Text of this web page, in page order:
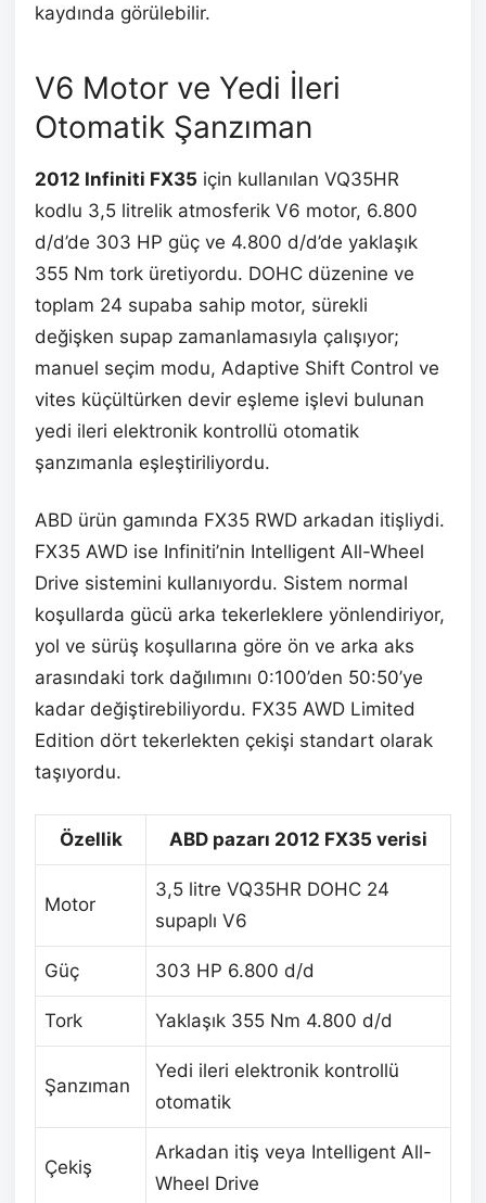
kaydında görülebilir.
V6 Motor ve Yedi İleri
Otomatik Şanzıman
2012 Infiniti FX35 için kullanılan VQ35HR
kodlu 3,5 litrelik atmosferik V6 motor, 6.800
d/d’de 303 HP güç ve 4.800 d/d’de yaklaşık
355 Nm tork üretiyordu. DOHC düzenine ve
toplam 24 supaba sahip motor, sürekli
değişken supap zamanlamasıyla çalışıyor;
manuel seçim modu, Adaptive Shift Control ve
vites küçültürken devir eşleme işlevi bulunan
yedi ileri elektronik kontrollü otomatik
şanzımanla eşleştiriliyordu.
ABD ürün gamında FX35 RWD arkadan itişliydi.
FX35 AWD ise Infiniti’nin Intelligent All-Wheel
Drive sistemini kullanıyordu. Sistem normal
koşullarda gücü arka tekerleklere yönlendiriyor,
yol ve sürüş koşullarına göre ön ve arka aks
arasındaki tork dağılımını 0:100’den 50:50’ye
kadar değiştirebiliyordu. FX35 AWD Limited
Edition dört tekerlekten çekişi standart olarak
taşıyordu.
Özellik ABD pazarı 2012 FX35 verisi
Motor
3,5 litre VQ35HR DOHC 24
supaplı V6
Güç 303 HP 6.800 d/d
Tork Yaklaşık 355 Nm 4.800 d/d
Şanzıman
Yedi ileri elektronik kontrollü
otomatik
Çekiş
Arkadan itiş veya Intelligent All-
Wheel Drive